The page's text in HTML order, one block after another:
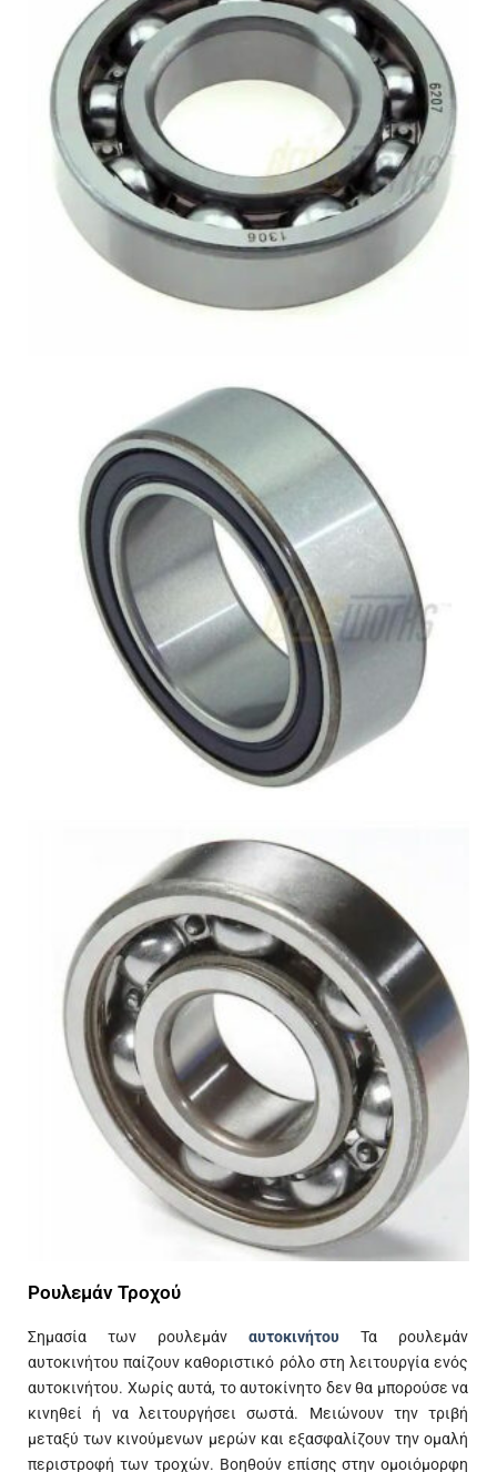
Ρουλεμάν Τροχού
Σημασία των ρουλεμάναυτοκινήτου
Τα ρουλεμάν
αυτοκινήτου παίζουν καθοριστικό ρόλο στη λειτουργία ενός
αυτοκινήτου. Χωρίς αυτά, το αυτοκίνητο δεν θα μπορούσε να
κινηθεί ή να λειτουργήσει σωστά. Μειώνουν την τριβή
μεταξύ των κινούμενων μερών και εξασφαλίζουν την ομαλή
περιστροφή των τροχών. Βοηθούν επίσης στην ομοιόμορφη